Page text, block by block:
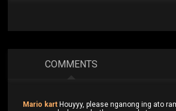
COMMENTS
Mario kart Houyyy, please nganong ing ato